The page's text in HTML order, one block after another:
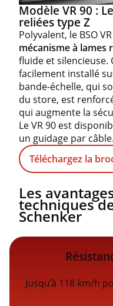
Modèle VR 90 :
reliées type Z
Polyvalent, le BSO
mécanisme à lames
fluide et silencieuse.
facilement installé
bande-échelle, qui
du store, est
qui augmente la
Le VR 90 est
un guidage par câble.
Téléchargez la
Les
techniques
Schenker
Jusqu’à 118 km/h